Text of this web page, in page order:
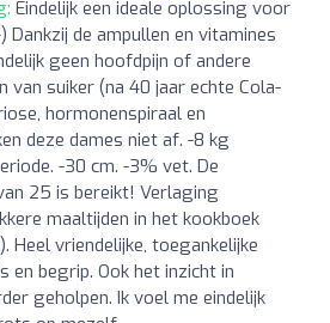
Eindelijk een ideale oplossing voor
Dankzij de ampullen en vitamines
geen hoofdpijn of andere
van suiker (na 40 jaar echte Cola-
hormonenspiraal en
deze dames niet af. -8 kg
-30 cm. -3% vet. De
25 is bereikt! Verlaging
maaltijden in het kookboek
Heel vriendelijke, toegankelijke
en begrip. Ook het inzicht in
geholpen. Ik voel me eindelijk